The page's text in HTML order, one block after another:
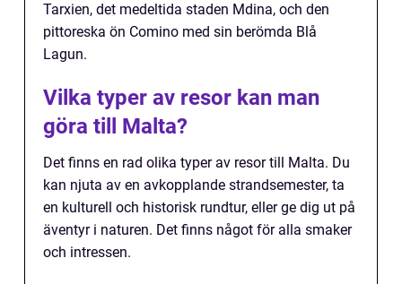
Tarxien, det medeltida staden Mdina, och den
pittoreska ön Comino med sin berömda Blå
Lagun.
Vilka typer av resor kan man
göra till Malta?
Det finns en rad olika typer av resor till Malta. Du
kan njuta av en avkopplande strandsemester, ta
en kulturell och historisk rundtur, eller ge dig ut på
äventyr i naturen. Det finns något för alla smaker
och intressen.